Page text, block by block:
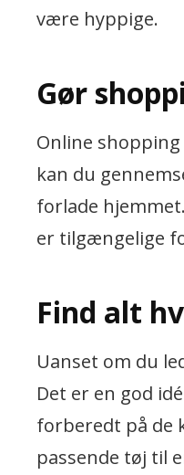
være hyppige.
Gør
Online
kan du
forlade
er tilgængelige
Find alt
Uanset om du
Det er en god
forberedt på de
passende tøj til